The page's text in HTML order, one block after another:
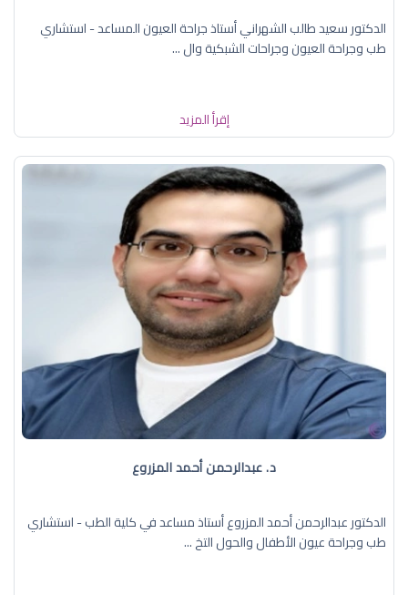
الدكتور سعيد طالب الشهراني أستاذ جراحة العيون المساعد - استشاري
طب وجراحة العيون وجراحات الشبكية وال ...
إقرأ المزيد
د. عبدالرحمن أحمد المزروع
الدكتور عبدالرحمن أحمد المزروع أستاذ مساعد في كلية الطب - استشاري
طب وجراحة عيون الأطفال والحول التخ ...